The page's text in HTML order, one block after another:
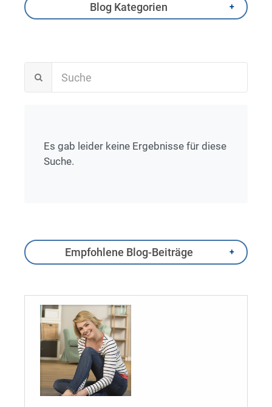
Blog Kategorien
Es gab leider keine Ergebnisse für diese
Suche.
Empfohlene Blog-Beiträge